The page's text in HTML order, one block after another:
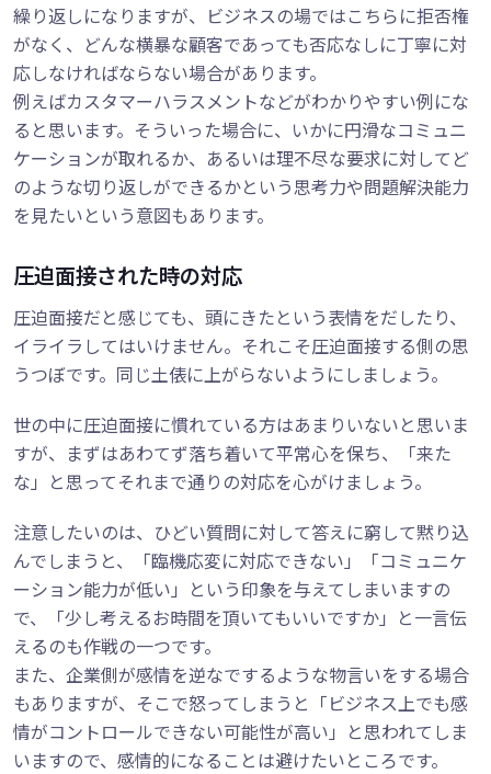
繰り返しになりますが、ビジネスの場ではこちらに拒否権
がなく、どんな横暴な顧客であっても否応なしに丁寧に対
応しなければならない場合があります。
例えばカスタマーハラスメントなどがわかりやすい例にな
ると思います。そういった場合に、いかに円滑なコミュニ
ケーションが取れるか、あるいは理不尽な要求に対してど
のような切り返しができるかという思考力や問題解決能力
を見たいという意図もあります。
圧迫面接された時の対応
圧迫面接だと感じても、頭にきたという表情をだしたり、
イライラしてはいけません。それこそ圧迫面接する側の思
うつぼです。同じ土俵に上がらないようにしましょう。
世の中に圧迫面接に慣れている方はあまりいないと思いま
すが、まずはあわてず落ち着いて平常心を保ち、「来た
な」と思ってそれまで通りの対応を心がけましょう。
注意したいのは、ひどい質問に対して答えに窮して黙り込
んでしまうと、「臨機応変に対応できない」「コミュニケ
ーション能力が低い」という印象を与えてしまいますの
で、「少し考えるお時間を頂いてもいいですか」と一言伝
えるのも作戦の一つです。
また、企業側が感情を逆なでするような物言いをする場合
もありますが、そこで怒ってしまうと「ビジネス上でも感
情がコントロールできない可能性が高い」と思われてしま
いますので、感情的になることは避けたいところです。